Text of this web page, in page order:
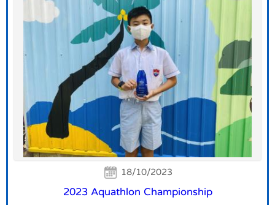
18/10/2023
2023 Aquathlon Championship